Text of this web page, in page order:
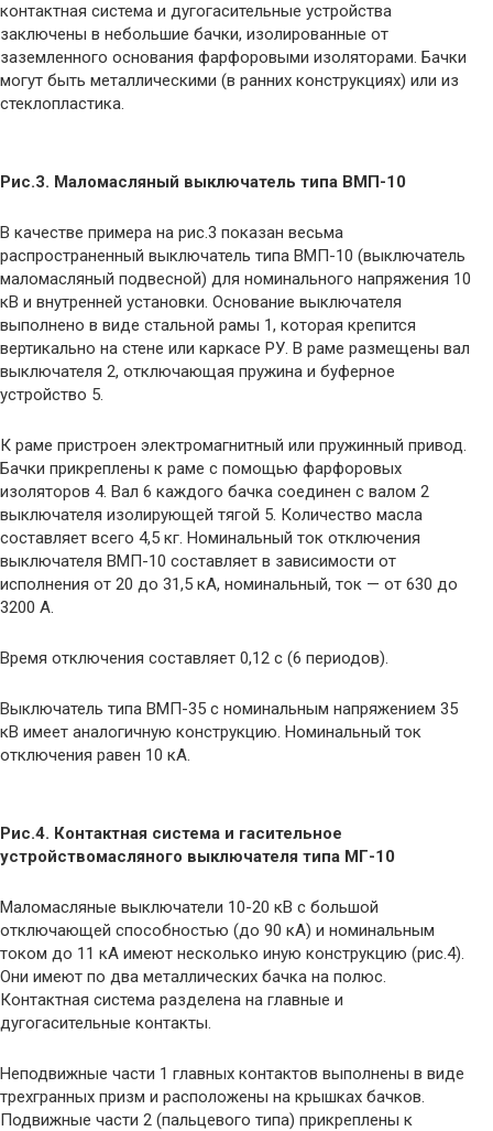
контактная система и дугогасительные устройства
заключены в небольшие бачки, изолированные от
заземленного основания фарфоровыми изоляторами. Бачки
могут быть металлическими (в ранних конструкциях) или из
стеклопластика.
Рис.3. Маломасляный выключатель типа ВМП-10
В качестве примера на рис.3 показан весьма
распространенный выключатель типа ВМП-10 (выключатель
маломасляный подвесной) для номинального напряжения 10
кВ и внутренней установки. Основание выключателя
выполнено в виде стальной рамы 1, которая крепится
вертикально на стене или каркасе РУ. В раме размещены вал
выключателя 2, отключающая пружина и буферное
устройство 5.
К раме пристроен электромагнитный или пружинный привод.
Бачки прикреплены к раме с помощью фарфоровых
изоляторов 4. Вал 6 каждого бачка соединен с валом 2
выключателя изолирующей тягой 5. Количество масла
составляет всего 4,5 кг. Номинальный ток отключения
выключателя ВМП-10 составляет в зависимости от
исполнения от 20 до 31,5 кА, номинальный, ток — от 630 до
3200 А.
Время отключения составляет 0,12 с (6 периодов).
Выключатель типа ВМП-35 с номинальным напряжением 35
кВ имеет аналогичную конструкцию. Номинальный ток
отключения равен 10 кА.
Рис.4. Контактная система и гасительное
устройствомасляного выключателя типа МГ-10
Маломасляные выключатели 10-20 кВ с большой
отключающей способностью (до 90 кА) и номинальным
током до 11 кА имеют несколько иную конструкцию (рис.4).
Они имеют по два металлических бачка на полюс.
Контактная система разделена на главные и
дугогасительные контакты.
Неподвижные части 1 главных контактов выполнены в виде
трехгранных призм и расположены на крышках бачков.
Подвижные части 2 (пальцевого типа) прикреплены к